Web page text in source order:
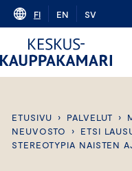
Skip
content
FI EN SV
ETUSIVU › PALVELUT ›
NEUVOSTO
› ETSI
STEREOTYPIA NAISTEN